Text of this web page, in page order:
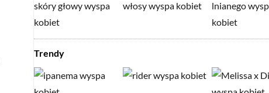
Trendy